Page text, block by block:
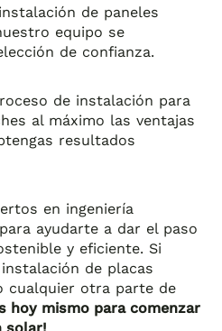
de paneles
equipo se
de confianza.
de instalación para
al máximo las ventajas
resultados
en ingeniería
ayudarte a dar el paso
y eficiente. Si
de placas
cualquier otra parte de
hoy mismo para comenzar